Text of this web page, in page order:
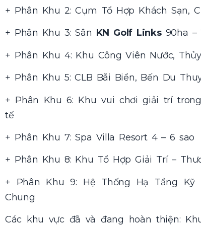
+ Phân Khu 2: Cụm Tổ Hợp Khách Sạn,
+ Phân Khu 3: Sân KN Golf Links90ha –
+ Phân Khu 4: Khu Công Viên Nước,
+ Phân Khu 5: CLB Bãi Biển, Bến Du
+ Phân Khu 6: Khu vui chơi giải trí
tế
+ Phân Khu 7: Spa Villa Resort 4 – 6 sao
+ Phân Khu 8: Khu Tổ Hợp Giải Trí –
+ Phân Khu 9: Hệ Thống Hạ Tầng Kỹ
Chung
Các khu vực đã và đang hoàn thiện: